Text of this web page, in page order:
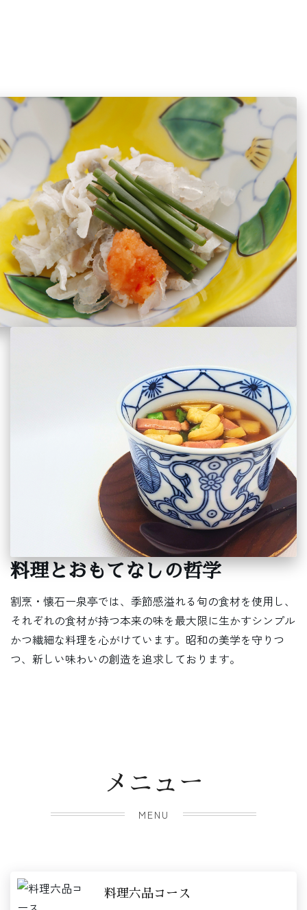
料理とおもてなしの哲学
割烹・懐石ー泉亭では、季節感溢れる旬の食材を使用し、
それぞれの食材が持つ本来の味を最大限に生かすシンプル
かつ繊細な料理を心がけています。昭和の美学を守りつ
つ、新しい味わいの創造を追求しております。
メニュー
MENU
料理六品コース